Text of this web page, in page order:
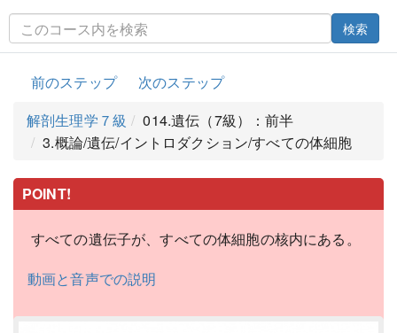
検索
前のステップ
次のステップ
解剖生理学７級
014.遺伝（7級）：前半
3.概論/遺伝/イントロダクション/すべての体細胞
POINT!
すべての遺伝子が、すべての体細胞の核内にある。
動画と音声での説明